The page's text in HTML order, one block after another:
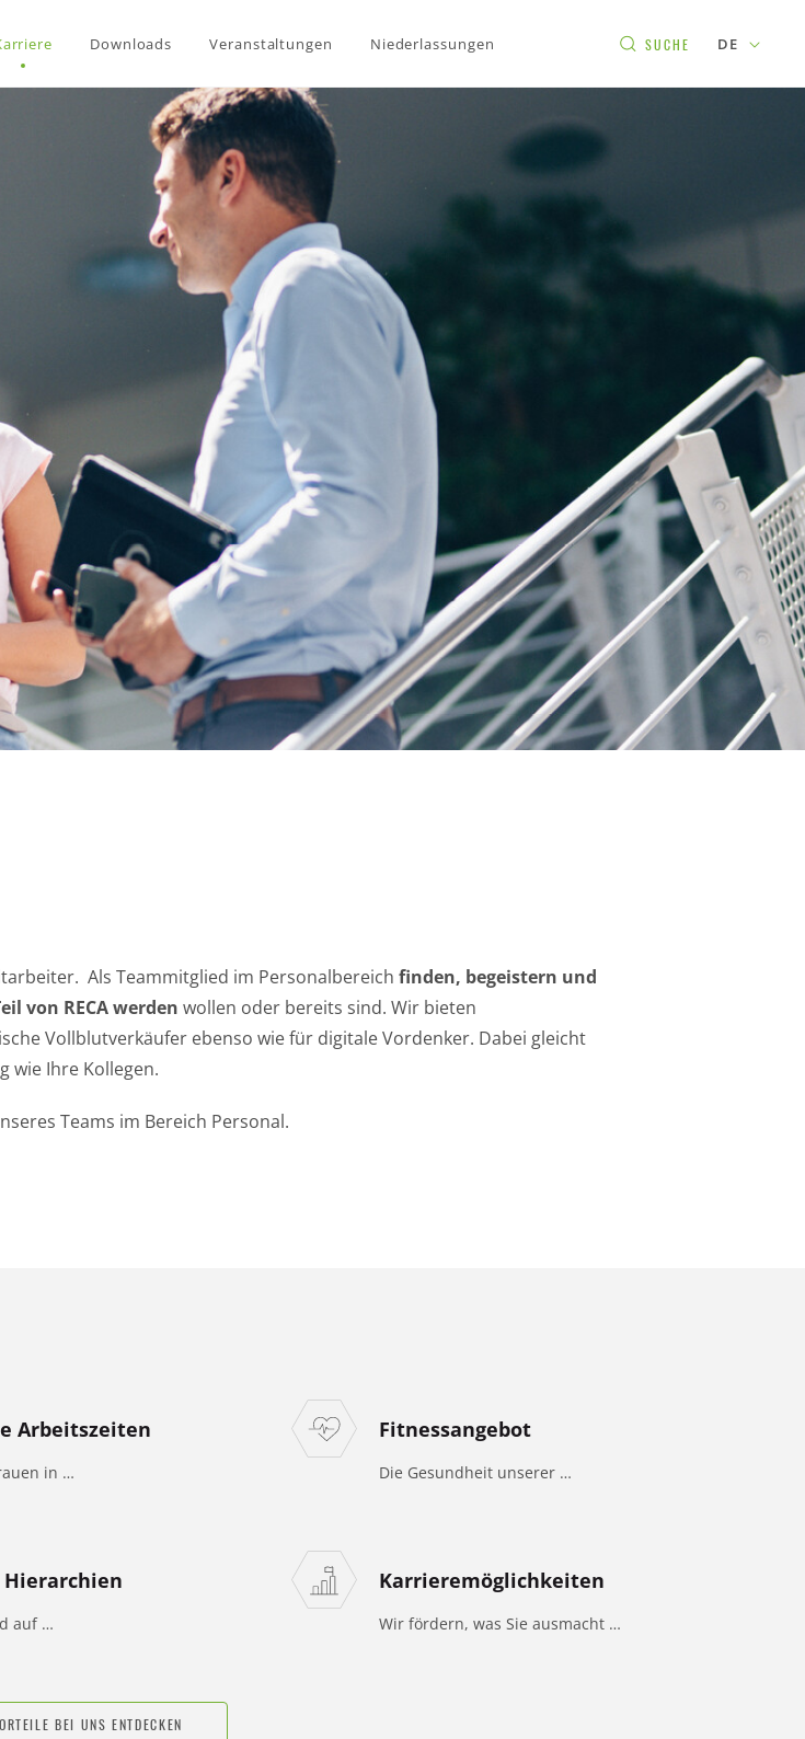
Downloads Veranstaltungen Niederlassungen SUCHE DE
Als Teammitglied im Personalbereich finden, begeistern und
von RECA werden wollen oder bereits sind. Wir bieten
Vollblutverkäufer ebenso wie für digitale Vordenker. Dabei gleicht
wie Ihre Kollegen.
Teams im Bereich Personal.
Arbeitszeiten
in …
Fitnessangebot
Die Gesundheit unserer …
Hierarchien
auf …
Karrieremöglichkeiten
Wir fördern, was Sie ausmacht …
BEI UNS ENTDECKEN